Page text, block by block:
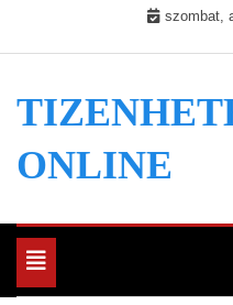
szombat,
ONLINE
Toggle
navigation